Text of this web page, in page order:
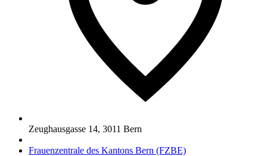
Zeughausgasse 14, 3011 Bern
Frauenzentrale des Kantons Bern (FZBE)